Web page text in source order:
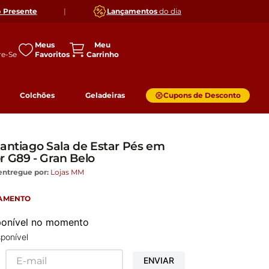
Presente | Lançamentosdo dia
Meus
Favoritos
Colchões Geladeiras Cupons de Desconto
Sala de Estar Pés em
G89 - Gran Belo
por: Lojas MM
no momento
ENVIAR